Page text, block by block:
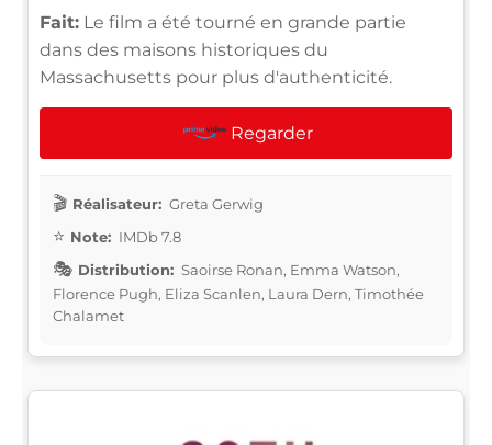
Fait: Le film a été tourné en grande partie
dans des maisons historiques du
Massachusetts pour plus d'authenticité.
Regarder
Réalisateur: Greta Gerwig
Note: IMDb 7.8
Distribution: Saoirse Ronan, Emma Watson,
Florence Pugh, Eliza Scanlen, Laura Dern, Timothée
Chalamet